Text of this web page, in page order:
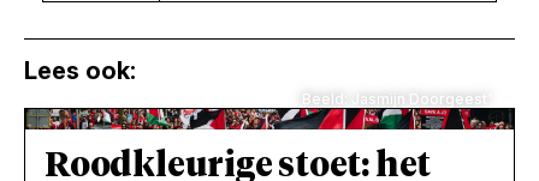
Lees ook:
Beeld: Jasmijn Doorgeest'
Roodkleurige stoet: het